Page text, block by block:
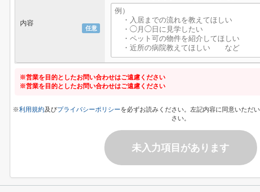
任意
内容
※営業を目的としたお問い合わせはご遠慮ください
※営業を目的としたお問い合わせはご遠慮ください
※利用規約及びプライバシーポリシーを必ずお読みください。左記内容に同意いただ
さい。
未入力項目があります